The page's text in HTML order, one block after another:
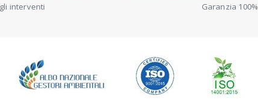
interventi
Garanzia 100%